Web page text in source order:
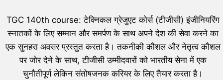
TGC 140th course: टेक्निकल ग्रेजुएट कोर्स (टीजीसी) इंजीनियरिंग
स्नातकों के लिए सम्मान और समर्पण के साथ अपने देश की सेवा करने का
एक सुनहरा अवसर प्रस्तुत करता है। तकनीकी कौशल और नेतृत्व कौशल
पर जोर देने के साथ, टीजीसी उम्मीदवारों को भारतीय सेना में एक
चुनौतीपूर्ण लेकिन संतोषजनक करियर के लिए तैयार करता है।